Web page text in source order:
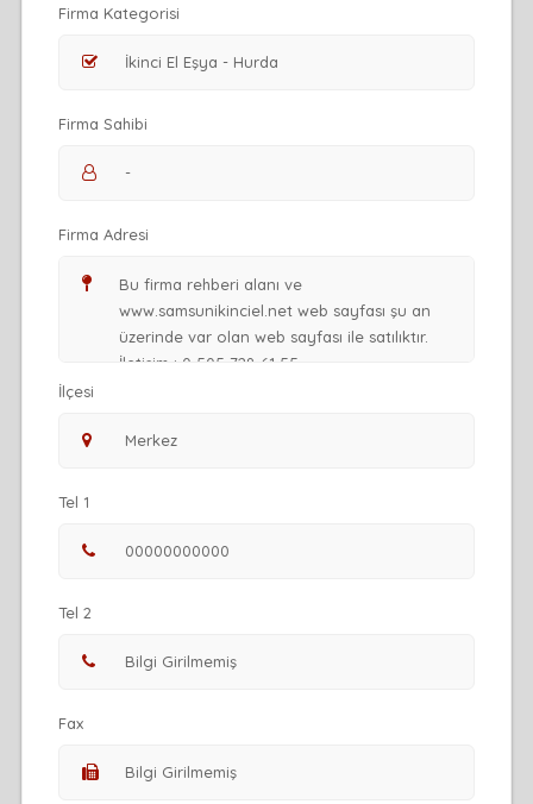
Firma Kategorisi
Firma Sahibi
Firma Adresi
İlçesi
Tel 1
Tel 2
Fax